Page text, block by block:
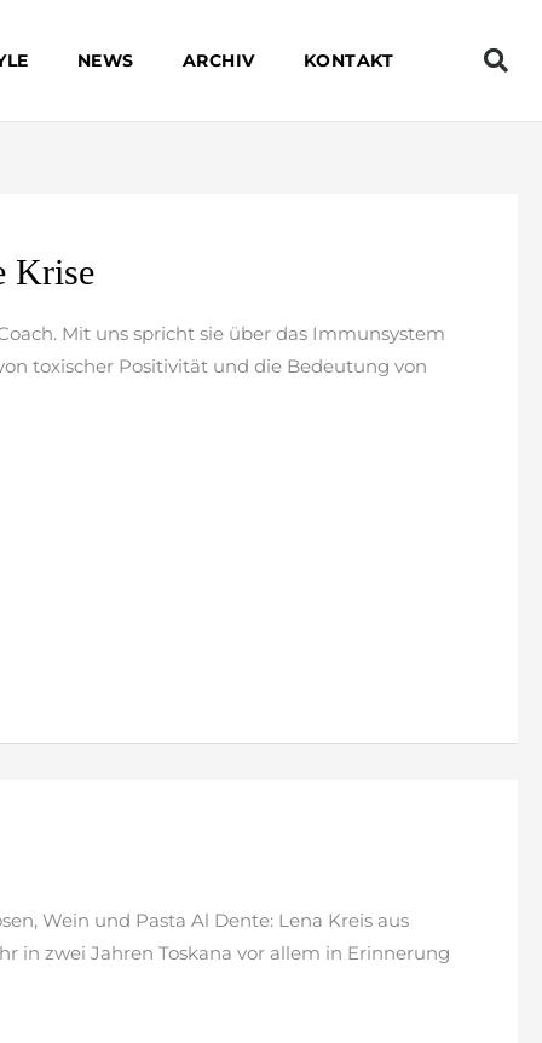
NEWS ARCHIV KONTAKT
Krise
Mit uns spricht sie über das Immunsystem
toxischer Positivität und die Bedeutung von
Wein und Pasta Al Dente: Lena Kreis aus
in zwei Jahren Toskana vor allem in Erinnerung